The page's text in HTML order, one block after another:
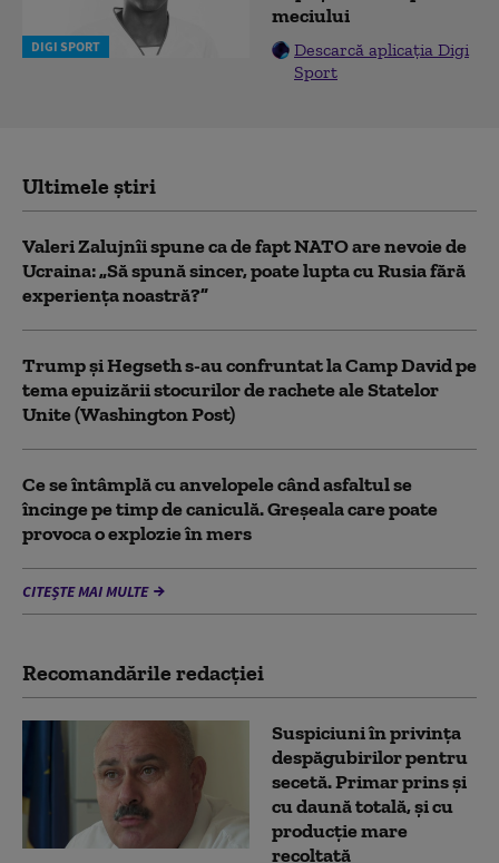
DIGI SPORT
meciului
Descarcă aplicația Digi
Sport
Ultimele știri
Valeri Zalujnîi spune ca de fapt NATO are nevoie de
Ucraina: „Să spună sincer, poate lupta cu Rusia fără
experiența noastră?”
Trump şi Hegseth s-au confruntat la Camp David pe
tema epuizării stocurilor de rachete ale Statelor
Unite (Washington Post)
Ce se întâmplă cu anvelopele când asfaltul se
încinge pe timp de caniculă. Greșeala care poate
provoca o explozie în mers
CITEȘTE MAI MULTE
Recomandările redacţiei
Suspiciuni în privința
despăgubirilor pentru
secetă. Primar prins și
cu daună totală, și cu
producție mare
recoltată